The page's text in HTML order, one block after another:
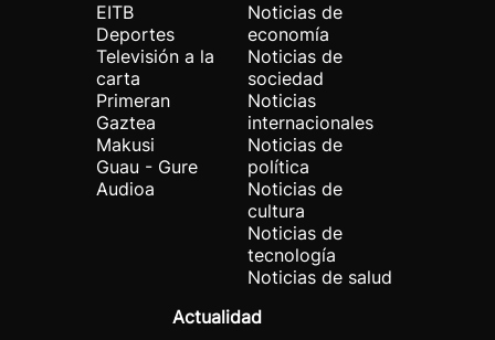
EITB
Deportes
Televisión a la
carta
Primeran
Gaztea
Makusi
Guau - Gure
Audioa
Noticias de
economía
Noticias de
sociedad
Noticias
internacionales
Noticias de
política
Noticias de
cultura
Noticias de
tecnología
Noticias de salud
Actualidad